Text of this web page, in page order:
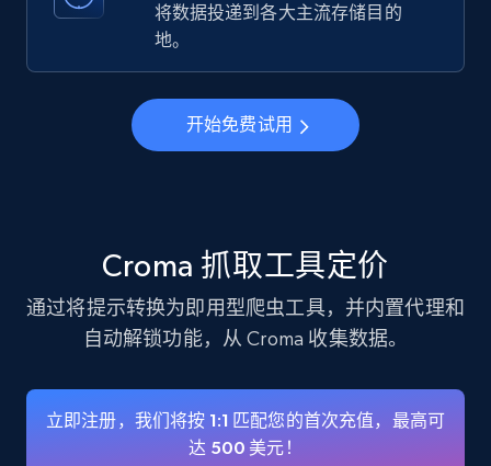
Instagram - Profiles
Account, Fbid, ID, Followers, Posts count, Is
business account, Is professional account, Is
Instagram - Profiles - Collect profile
business account, Is professional account, Is
verified, and more.
将数据投递到各大主流存储目的
地。
开始免费试用
Croma 抓取工具定价
通过将提示转换为即用型爬虫工具，并内置代理和
自动解锁功能，从 Croma 收集数据。
立即注册，我们将按 1:1 匹配您的首次充值，最高可
达 500 美元！